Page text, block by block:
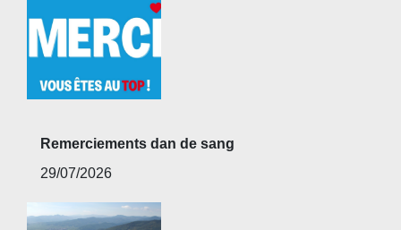
Remerciements dan de sang
29/07/2026